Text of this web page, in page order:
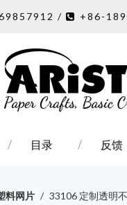
/  +86-
目录 反馈
料网片 / 33106 定制透明